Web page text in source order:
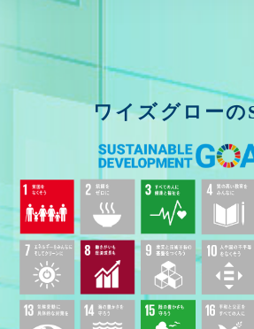
ワイズグローの